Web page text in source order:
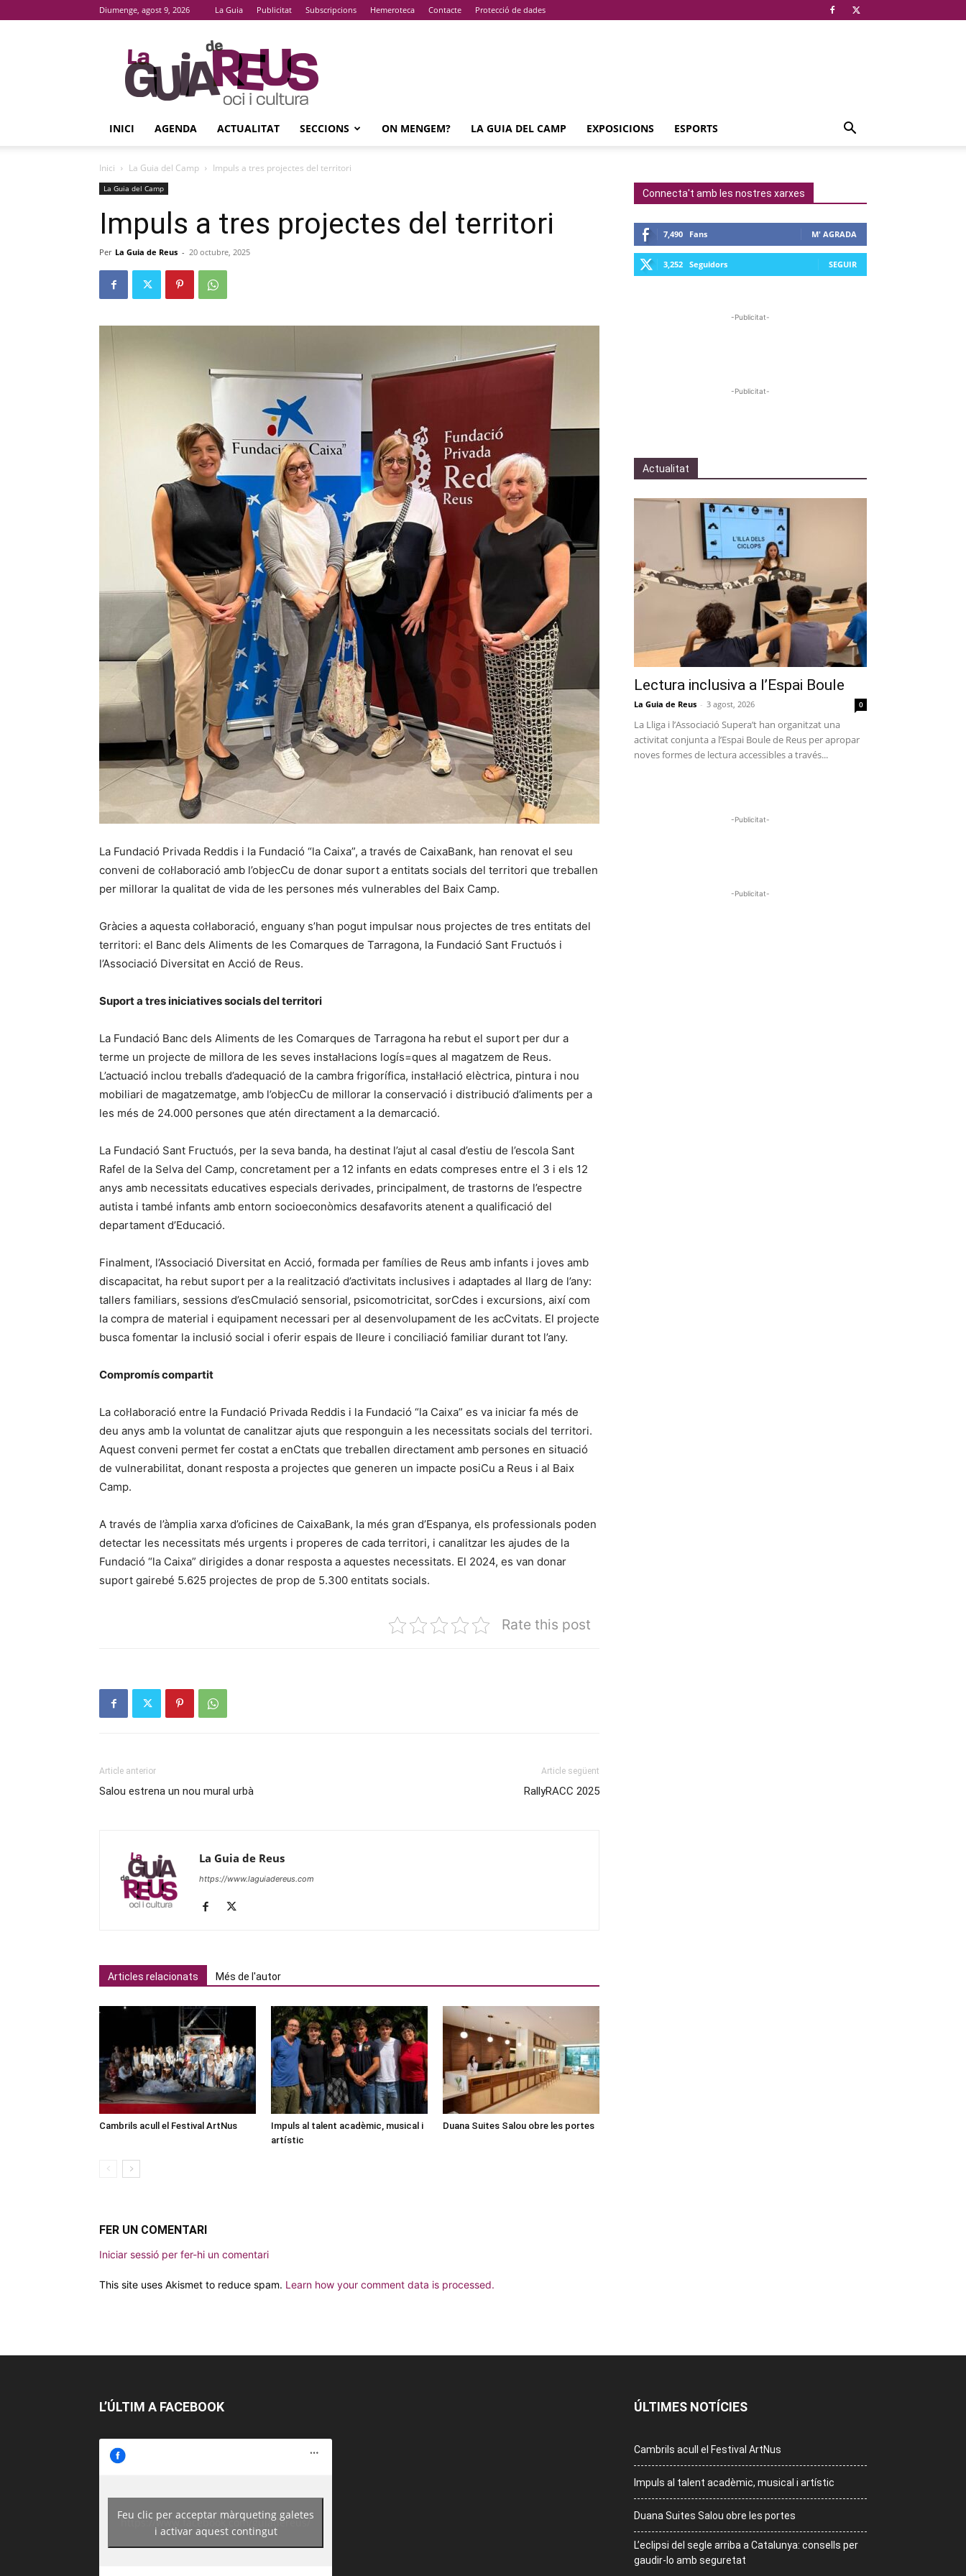
Diumenge, agost 9, 2026 La Guia Publicitat Subscripcions Hemeroteca Contacte Protecció de dades
La
Guia
De
Reus
INICI AGENDA ACTUALITAT SECCIONS ON MENGEM? LA GUIA DEL CAMP EXPOSICIONS ESPORTS
Inici La Guia del Camp Impuls a tres projectes del territori
La Guia del Camp
Impuls a tres projectes del territori
Per La Guia de Reus - 20 octubre, 2025
La Fundació Privada Reddis i la Fundació “la Caixa”, a través de CaixaBank, han renovat el seu
conveni de col·laboració amb l’objecCu de donar suport a entitats socials del territori que treballen
per millorar la qualitat de vida de les persones més vulnerables del Baix Camp.
Gràcies a aquesta col·laboració, enguany s’han pogut impulsar nous projectes de tres entitats del
territori: el Banc dels Aliments de les Comarques de Tarragona, la Fundació Sant Fructuós i
l’Associació Diversitat en Acció de Reus.
Suport a tres iniciatives socials del territori
La Fundació Banc dels Aliments de les Comarques de Tarragona ha rebut el suport per dur a
terme un projecte de millora de les seves instal·lacions logís=ques al magatzem de Reus.
L’actuació inclou treballs d’adequació de la cambra frigorífica, instal·lació elèctrica, pintura i nou
mobiliari de magatzematge, amb l’objecCu de millorar la conservació i distribució d’aliments per a
les més de 24.000 persones que atén directament a la demarcació.
La Fundació Sant Fructuós, per la seva banda, ha destinat l’ajut al casal d’estiu de l’escola Sant
Rafel de la Selva del Camp, concretament per a 12 infants en edats compreses entre el 3 i els 12
anys amb necessitats educatives especials derivades, principalment, de trastorns de l’espectre
autista i també infants amb entorn socioeconòmics desafavorits atenent a qualificació del
departament d’Educació.
Finalment, l’Associació Diversitat en Acció, formada per famílies de Reus amb infants i joves amb
discapacitat, ha rebut suport per a la realització d’activitats inclusives i adaptades al llarg de l’any:
tallers familiars, sessions d’esCmulació sensorial, psicomotricitat, sorCdes i excursions, així com
la compra de material i equipament necessari per al desenvolupament de les acCvitats. El projecte
busca fomentar la inclusió social i oferir espais de lleure i conciliació familiar durant tot l’any.
Compromís compartit
La col·laboració entre la Fundació Privada Reddis i la Fundació “la Caixa” es va iniciar fa més de
deu anys amb la voluntat de canalitzar ajuts que responguin a les necessitats socials del territori.
Aquest conveni permet fer costat a enCtats que treballen directament amb persones en situació
de vulnerabilitat, donant resposta a projectes que generen un impacte posiCu a Reus i al Baix
Camp.
A través de l’àmplia xarxa d’oficines de CaixaBank, la més gran d’Espanya, els professionals poden
detectar les necessitats més urgents i properes de cada territori, i canalitzar les ajudes de la
Fundació “la Caixa” dirigides a donar resposta a aquestes necessitats. El 2024, es van donar
suport gairebé 5.625 projectes de prop de 5.300 entitats socials.
Rate this post
Article anterior
Salou estrena un nou mural urbà
Article següent
RallyRACC 2025
La Guia de Reus
https://www.laguiadereus.com
Articles relacionats Més de l'autor
Cambrils acull el Festival ArtNus
Impuls al talent acadèmic, musical i
artístic
Duana Suites Salou obre les portes
FER UN COMENTARI
Iniciar sessió per fer-hi un comentari
This site uses Akismet to reduce spam. Learn how your comment data is processed.
Connecta't amb les nostres xarxes
7,490 Fans M' AGRADA
3,252 Seguidors SEGUIR
-Publicitat-
-Publicitat-
Actualitat
Lectura inclusiva a l’Espai Boule
La Guia de Reus - 3 agost, 2026 0
La Lliga i l’Associació Supera’t han organitzat una
activitat conjunta a l’Espai Boule de Reus per apropar
noves formes de lectura accessibles a través...
-Publicitat-
-Publicitat-
L’ÚLTIM A FACEBOOK
https://www.facebook.com/guiadereus/
Feu clic per acceptar màrqueting galetes
i activar aquest contingut
ÚLTIMES NOTÍCIES
Cambrils acull el Festival ArtNus
Impuls al talent acadèmic, musical i artístic
Duana Suites Salou obre les portes
L’eclipsi del segle arriba a Catalunya: consells per
gaudir-lo amb seguretat